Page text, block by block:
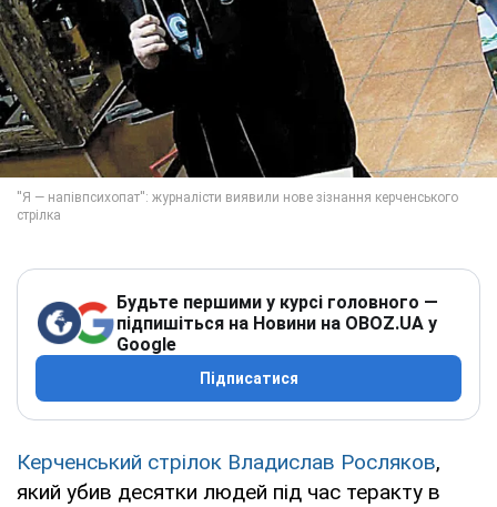
Будьте першими у курсі головного —
підпишіться на Новини на OBOZ.UA у
Google
Підписатися
Керченський стрілок Владислав Росляков,
який убив десятки людей під час теракту в